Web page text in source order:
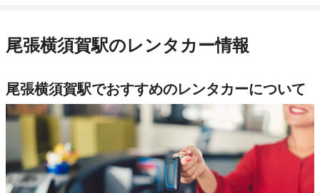
アクセス 古見駅より徒歩で約5分（送迎なし）
店舗詳細 店舗詳細ページはこちら
この店舗でレンタカーを探す
尾張横須賀駅のレンタカー情報
尾張横須賀駅でおすすめのレンタカーについて